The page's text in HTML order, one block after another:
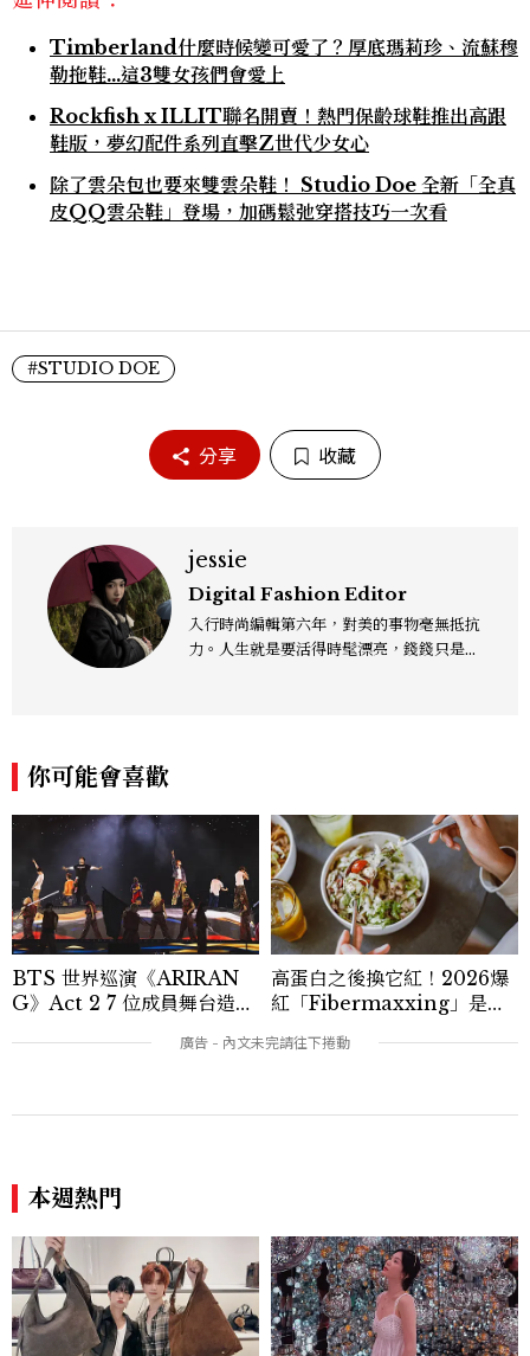
Timberland什麼時候變可愛了？厚底瑪莉珍、流蘇穆
勒拖鞋…這3雙女孩們會愛上
Rockfish x ILLIT聯名開賣！熱門保齡球鞋推出高跟
鞋版，夢幻配件系列直擊Z世代少女心
除了雲朵包也要來雙雲朵鞋！ Studio Doe 全新「全真
皮QQ雲朵鞋」登場，加碼鬆弛穿搭技巧一次看
#STUDIO DOE
分享 收藏
jessie
Digital Fashion Editor
入行時尚編輯第六年，對美的事物毫無抵抗
力。人生就是要活得時髦漂亮，錢錢只是變
你可能會喜歡
BTS 世界巡演《ARIRAN
G》Act 2 7 位成員舞台造型
高蛋白之後換它紅！2026爆
紅「Fibermaxxing」是什
狂吃菜
本週熱門